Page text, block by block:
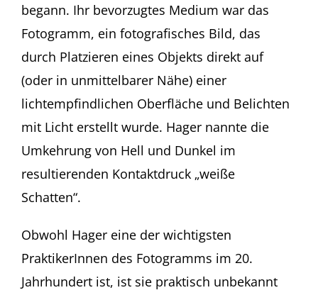
begann. Ihr bevorzugtes Medium war das
Fotogramm, ein fotografisches Bild, das
durch Platzieren eines Objekts direkt auf
(oder in unmittelbarer Nähe) einer
lichtempfindlichen Oberfläche und Belichten
mit Licht erstellt wurde. Hager nannte die
Umkehrung von Hell und Dunkel im
resultierenden Kontaktdruck „weiße
Schatten“.
Obwohl Hager eine der wichtigsten
PraktikerInnen des Fotogramms im 20.
Jahrhundert ist, ist sie praktisch unbekannt